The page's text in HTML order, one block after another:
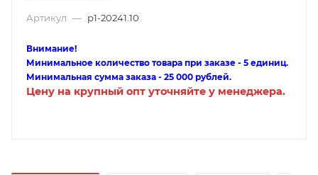
Артикул — p1-20241.10
Внимание!
Минимальное количество товара при заказе - 5 единиц.
Минимальная сумма заказа - 25 000 рублей.
Цену на крупный опт уточняйте у менеджера.